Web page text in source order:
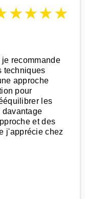
★★★★
recommande
techniques
approche
pour
les
davantage
et des
j'apprécie chez